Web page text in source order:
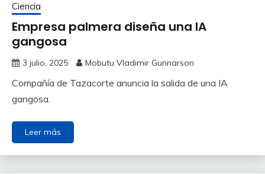
Ciencia
Empresa palmera diseña una IA
gangosa
3 julio, 2025 Mobutu Vladimir Gunnarson
Compañía de Tazacorte anuncia la salida de una IA
gangosa.
Leer más